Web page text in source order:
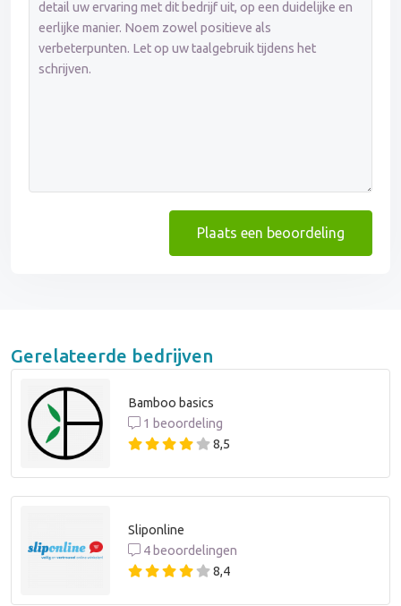
Plaats een beoordeling
Gerelateerde bedrijven
Bamboo basics
1 beoordeling
8,5
Sliponline
4 beoordelingen
8,4